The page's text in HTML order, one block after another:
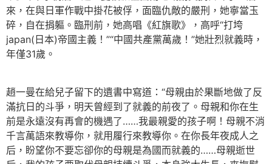
來，在與日軍作戰中掛花被俘，面臨仇敵的嚴刑，她寧當玉
碎，自在捐軀。臨刑前，她高唱《紅旗歌》，高呼“打垮
japan(日本)帝國主義！”“中國共產黨萬歲！”她壯烈就義時，
年僅31歲。
趙一曼在給兒子留下的遺書中寫道：“母親由於果斷地做了反
滿抗日的斗爭，明天曾經到了就義的前夜了。母親和你在生
前是永遠沒有再會的機遇了……我最親愛的孩子啊！母親不消
千言萬語來教導你，就用履行來教導你。在你長年夜成人之
后，盼望你不要忘卻你的母親是為國而就義的……母親逝世